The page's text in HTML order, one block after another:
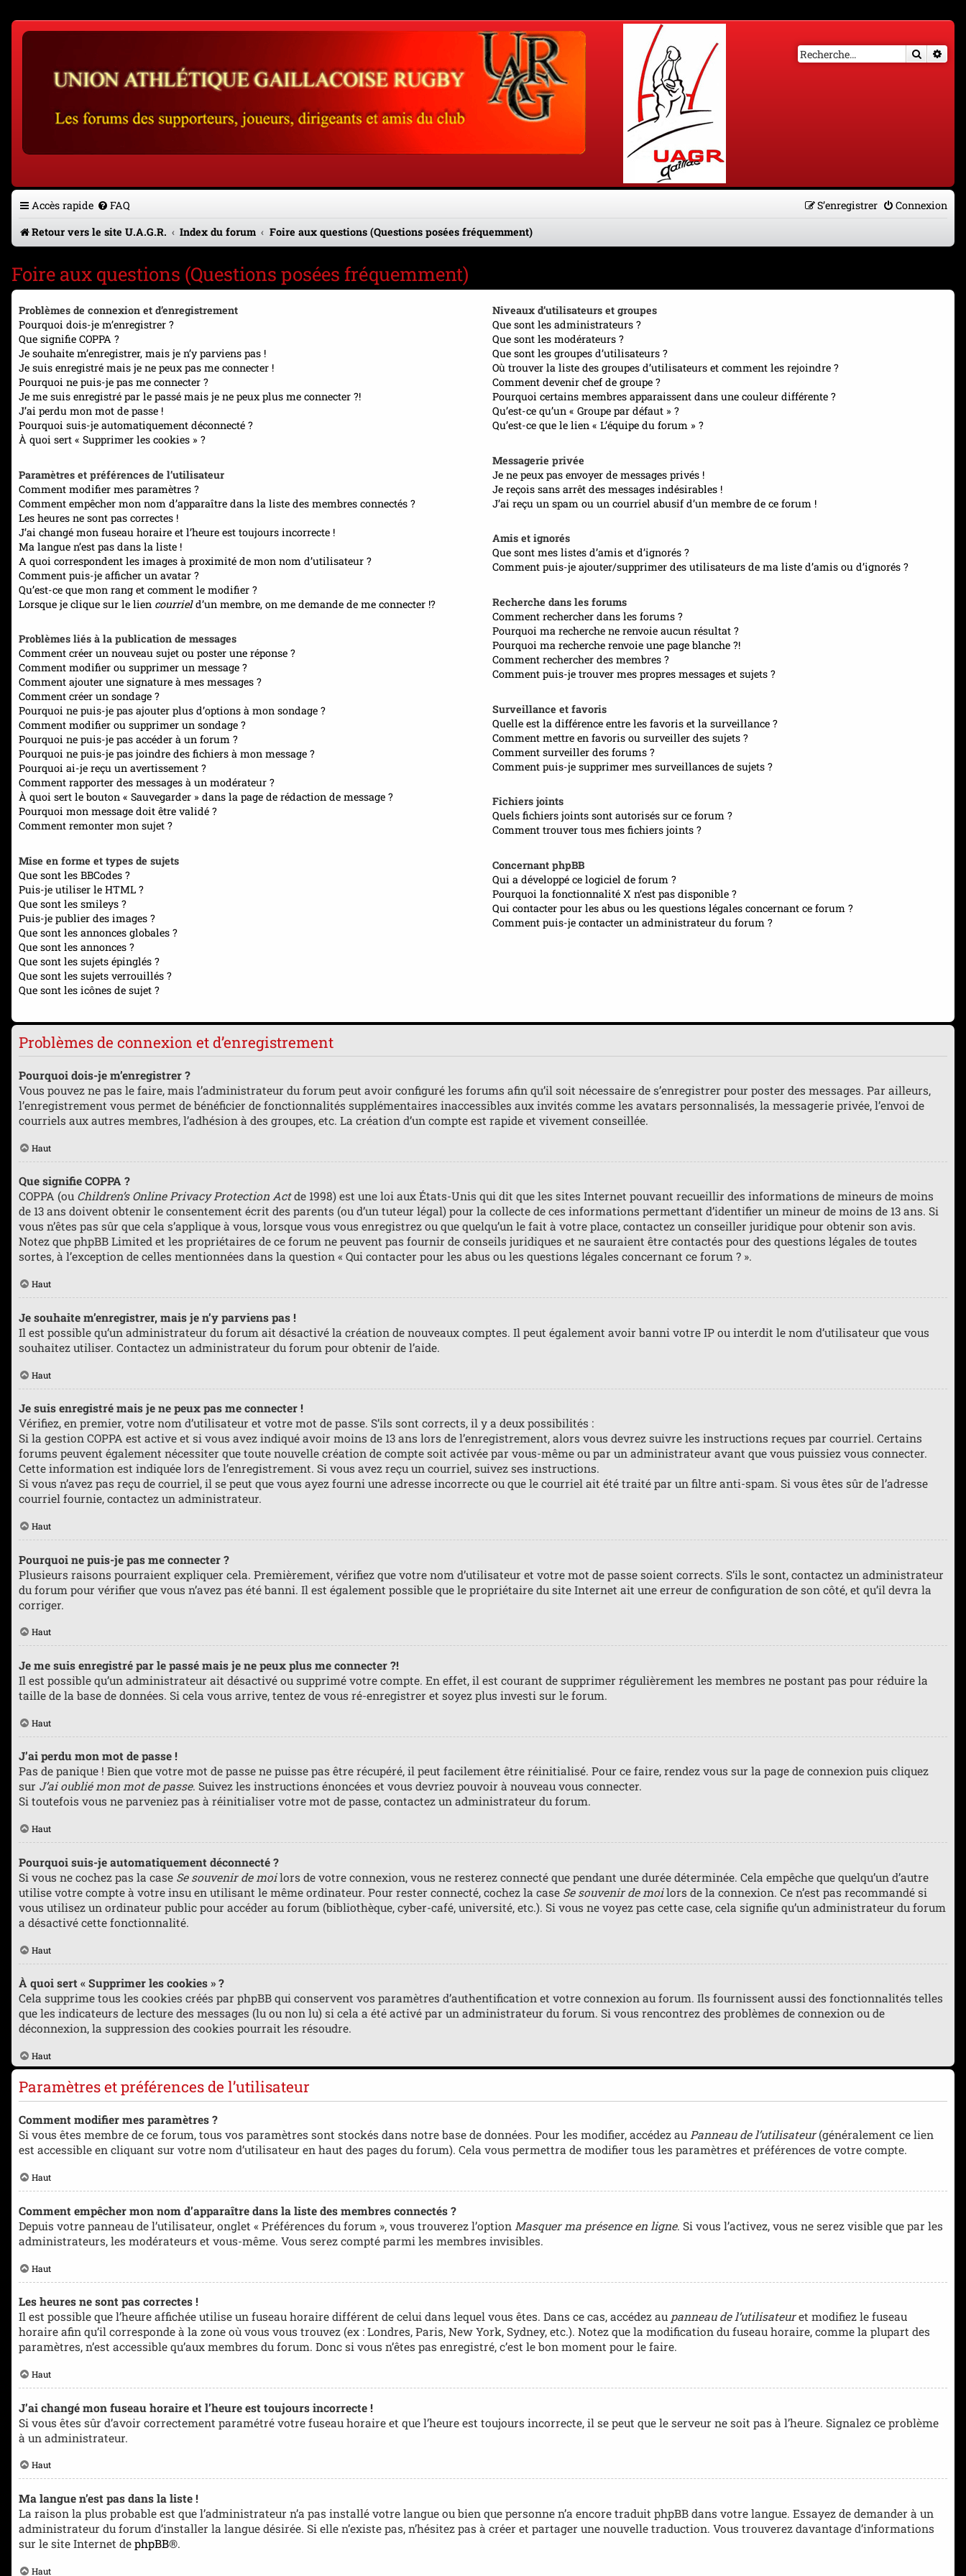
Accès rapide FAQ Connexion
S’enregistrer
Retour vers le site U.A.G.R.
Index du forum Foire aux questions (Questions posées fréquemment)
Foire aux questions (Questions posées fréquemment)
Problèmes de connexion et d’enregistrement
Pourquoi dois-je m’enregistrer ?
Que signifie COPPA ?
Je souhaite m’enregistrer, mais je n’y parviens pas !
Je suis enregistré mais je ne peux pas me connecter !
Pourquoi ne puis-je pas me connecter ?
Je me suis enregistré par le passé mais je ne peux plus me connecter ?!
J’ai perdu mon mot de passe !
Pourquoi suis-je automatiquement déconnecté ?
À quoi sert « Supprimer les cookies » ?
Paramètres et préférences de l’utilisateur
Comment modifier mes paramètres ?
Comment empêcher mon nom d’apparaître dans la liste des membres connectés ?
Les heures ne sont pas correctes !
J’ai changé mon fuseau horaire et l’heure est toujours incorrecte !
Ma langue n’est pas dans la liste !
A quoi correspondent les images à proximité de mon nom d’utilisateur ?
Comment puis-je afficher un avatar ?
Qu’est-ce que mon rang et comment le modifier ?
Lorsque je clique sur le lien courrield’un membre, on me demande de me connecter !?
Problèmes liés à la publication de messages
Comment créer un nouveau sujet ou poster une réponse ?
Comment modifier ou supprimer un message ?
Comment ajouter une signature à mes messages ?
Comment créer un sondage ?
Pourquoi ne puis-je pas ajouter plus d’options à mon sondage ?
Comment modifier ou supprimer un sondage ?
Pourquoi ne puis-je pas accéder à un forum ?
Pourquoi ne puis-je pas joindre des fichiers à mon message ?
Pourquoi ai-je reçu un avertissement ?
Comment rapporter des messages à un modérateur ?
À quoi sert le bouton « Sauvegarder » dans la page de rédaction de message ?
Pourquoi mon message doit être validé ?
Comment remonter mon sujet ?
Mise en forme et types de sujets
Que sont les BBCodes ?
Puis-je utiliser le HTML ?
Que sont les smileys ?
Puis-je publier des images ?
Que sont les annonces globales ?
Que sont les annonces ?
Que sont les sujets épinglés ?
Que sont les sujets verrouillés ?
Que sont les icônes de sujet ?
Niveaux d’utilisateurs et groupes
Que sont les administrateurs ?
Que sont les modérateurs ?
Que sont les groupes d’utilisateurs ?
Où trouver la liste des groupes d’utilisateurs et comment les rejoindre ?
Comment devenir chef de groupe ?
Pourquoi certains membres apparaissent dans une couleur différente ?
Qu’est-ce qu’un « Groupe par défaut » ?
Qu’est-ce que le lien « L’équipe du forum » ?
Messagerie privée
Je ne peux pas envoyer de messages privés !
Je reçois sans arrêt des messages indésirables !
J’ai reçu un spam ou un courriel abusif d’un membre de ce forum !
Amis et ignorés
Que sont mes listes d’amis et d’ignorés ?
Comment puis-je ajouter/supprimer des utilisateurs de ma liste d’amis ou d’ignorés ?
Recherche dans les forums
Comment rechercher dans les forums ?
Pourquoi ma recherche ne renvoie aucun résultat ?
Pourquoi ma recherche renvoie une page blanche ?!
Comment rechercher des membres ?
Comment puis-je trouver mes propres messages et sujets ?
Surveillance et favoris
Quelle est la différence entre les favoris et la surveillance ?
Comment mettre en favoris ou surveiller des sujets ?
Comment surveiller des forums ?
Comment puis-je supprimer mes surveillances de sujets ?
Fichiers joints
Quels fichiers joints sont autorisés sur ce forum ?
Comment trouver tous mes fichiers joints ?
Concernant phpBB
Qui a développé ce logiciel de forum ?
Pourquoi la fonctionnalité X n’est pas disponible ?
Qui contacter pour les abus ou les questions légales concernant ce forum ?
Comment puis-je contacter un administrateur du forum ?
Problèmes de connexion et d’enregistrement
Pourquoi dois-je m’enregistrer ?
Vous pouvez ne pas le faire, mais l’administrateur du forum peut avoir configuré les forums afin qu’il soit nécessaire de s’enregistrer pour poster des messages. Par ailleurs,
l’enregistrement vous permet de bénéficier de fonctionnalités supplémentaires inaccessibles aux invités comme les avatars personnalisés, la messagerie privée, l’envoi de
courriels aux autres membres, l’adhésion à des groupes, etc. La création d’un compte est rapide et vivement conseillée.
Haut
Que signifie COPPA ?
COPPA (ou Children’s Online Privacy Protection Actde 1998) est une loi aux États-Unis qui dit que les sites Internet pouvant recueillir des informations de mineurs de moins
de 13 ans doivent obtenir le consentement écrit des parents (ou d’un tuteur légal) pour la collecte de ces informations permettant d’identifier un mineur de moins de 13 ans. Si
vous n’êtes pas sûr que cela s’applique à vous, lorsque vous vous enregistrez ou que quelqu’un le fait à votre place, contactez un conseiller juridique pour obtenir son avis.
Notez que phpBB Limited et les propriétaires de ce forum ne peuvent pas fournir de conseils juridiques et ne sauraient être contactés pour des questions légales de toutes
sortes, à l’exception de celles mentionnées dans la question « Qui contacter pour les abus ou les questions légales concernant ce forum ? ».
Haut
Je souhaite m’enregistrer, mais je n’y parviens pas !
Il est possible qu’un administrateur du forum ait désactivé la création de nouveaux comptes. Il peut également avoir banni votre IP ou interdit le nom d’utilisateur que vous
souhaitez utiliser. Contactez un administrateur du forum pour obtenir de l’aide.
Haut
Je suis enregistré mais je ne peux pas me connecter !
Vérifiez, en premier, votre nom d’utilisateur et votre mot de passe. S’ils sont corrects, il y a deux possibilités :
Si la gestion COPPA est active et si vous avez indiqué avoir moins de 13 ans lors de l’enregistrement, alors vous devrez suivre les instructions reçues par courriel. Certains
forums peuvent également nécessiter que toute nouvelle création de compte soit activée par vous-même ou par un administrateur avant que vous puissiez vous connecter.
Cette information est indiquée lors de l’enregistrement. Si vous avez reçu un courriel, suivez ses instructions.
Si vous n’avez pas reçu de courriel, il se peut que vous ayez fourni une adresse incorrecte ou que le courriel ait été traité par un filtre anti-spam. Si vous êtes sûr de l’adresse
courriel fournie, contactez un administrateur.
Haut
Pourquoi ne puis-je pas me connecter ?
Plusieurs raisons pourraient expliquer cela. Premièrement, vérifiez que votre nom d’utilisateur et votre mot de passe soient corrects. S’ils le sont, contactez un administrateur
du forum pour vérifier que vous n’avez pas été banni. Il est également possible que le propriétaire du site Internet ait une erreur de configuration de son côté, et qu’il devra la
corriger.
Haut
Je me suis enregistré par le passé mais je ne peux plus me connecter ?!
Il est possible qu’un administrateur ait désactivé ou supprimé votre compte. En effet, il est courant de supprimer régulièrement les membres ne postant pas pour réduire la
taille de la base de données. Si cela vous arrive, tentez de vous ré-enregistrer et soyez plus investi sur le forum.
Haut
J’ai perdu mon mot de passe !
Pas de panique ! Bien que votre mot de passe ne puisse pas être récupéré, il peut facilement être réinitialisé. Pour ce faire, rendez vous sur la page de connexion puis cliquez
sur J’ai oublié mon mot de passe. Suivez les instructions énoncées et vous devriez pouvoir à nouveau vous connecter.
Si toutefois vous ne parveniez pas à réinitialiser votre mot de passe, contactez un administrateur du forum.
Haut
Pourquoi suis-je automatiquement déconnecté ?
Si vous ne cochez pas la case Se souvenir de moilors de votre connexion, vous ne resterez connecté que pendant une durée déterminée. Cela empêche que quelqu’un d’autre
utilise votre compte à votre insu en utilisant le même ordinateur. Pour rester connecté, cochez la case Se souvenir de moilors de la connexion. Ce n’est pas recommandé si
vous utilisez un ordinateur public pour accéder au forum (bibliothèque, cyber-café, université, etc.). Si vous ne voyez pas cette case, cela signifie qu’un administrateur du forum
a désactivé cette fonctionnalité.
Haut
À quoi sert « Supprimer les cookies » ?
Cela supprime tous les cookies créés par phpBB qui conservent vos paramètres d’authentification et votre connexion au forum. Ils fournissent aussi des fonctionnalités telles
que les indicateurs de lecture des messages (lu ou non lu) si cela a été activé par un administrateur du forum. Si vous rencontrez des problèmes de connexion ou de
déconnexion, la suppression des cookies pourrait les résoudre.
Haut
Paramètres et préférences de l’utilisateur
Comment modifier mes paramètres ?
Si vous êtes membre de ce forum, tous vos paramètres sont stockés dans notre base de données. Pour les modifier, accédez au Panneau de l’utilisateur(généralement ce lien
est accessible en cliquant sur votre nom d’utilisateur en haut des pages du forum). Cela vous permettra de modifier tous les paramètres et préférences de votre compte.
Haut
Comment empêcher mon nom d’apparaître dans la liste des membres connectés ?
Depuis votre panneau de l’utilisateur, onglet « Préférences du forum », vous trouverez l’option Masquer ma présence en ligne. Si vous l’activez, vous ne serez visible que par les
administrateurs, les modérateurs et vous-même. Vous serez compté parmi les membres invisibles.
Haut
Les heures ne sont pas correctes !
Il est possible que l’heure affichée utilise un fuseau horaire différent de celui dans lequel vous êtes. Dans ce cas, accédez au panneau de l’utilisateuret modifiez le fuseau
horaire afin qu’il corresponde à la zone où vous vous trouvez (ex : Londres, Paris, New York, Sydney, etc.). Notez que la modification du fuseau horaire, comme la plupart des
paramètres, n’est accessible qu’aux membres du forum. Donc si vous n’êtes pas enregistré, c’est le bon moment pour le faire.
Haut
J’ai changé mon fuseau horaire et l’heure est toujours incorrecte !
Si vous êtes sûr d’avoir correctement paramétré votre fuseau horaire et que l’heure est toujours incorrecte, il se peut que le serveur ne soit pas à l’heure. Signalez ce problème
à un administrateur.
Haut
Ma langue n’est pas dans la liste !
La raison la plus probable est que l’administrateur n’a pas installé votre langue ou bien que personne n’a encore traduit phpBB dans votre langue. Essayez de demander à un
administrateur du forum d’installer la langue désirée. Si elle n’existe pas, n’hésitez pas à créer et partager une nouvelle traduction. Vous trouverez davantage d’informations
sur le site Internet de phpBB®.
Haut